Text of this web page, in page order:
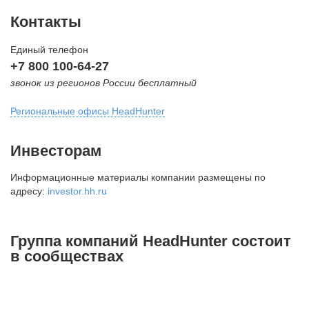
Контакты
Единый телефон
+7 800 100-64-27
звонок из регионов России бесплатный
Региональные офисы HeadHunter
внутригородская территория
Муниципальный округ Тверской,
2-я Брестская ул., д. 48,
+7 495 980-64-27
Инвесторам
Информационные материалы компании размещены по
адресу: investor.hh.ru
Группа компаний HeadHunter состоит
в сообществах